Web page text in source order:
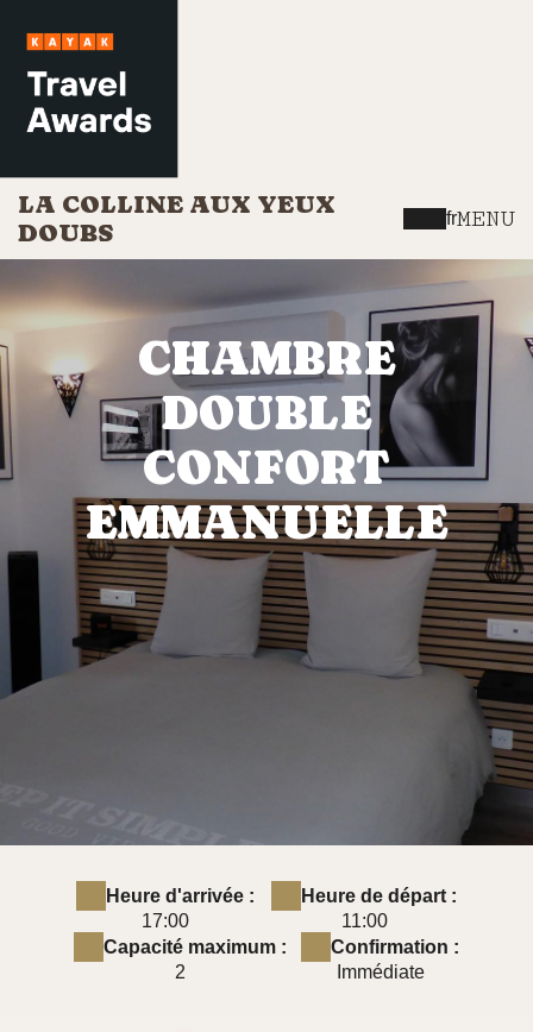
LA COLLINE AUX YEUX
DOUBS
frMENU
CHAMBRE
DOUBLE
CONFORT
EMMANUELLE
Heure d'arrivée :
17:00
Heure de départ :
11:00
Capacité maximum :
2
Confirmation :
Immédiate